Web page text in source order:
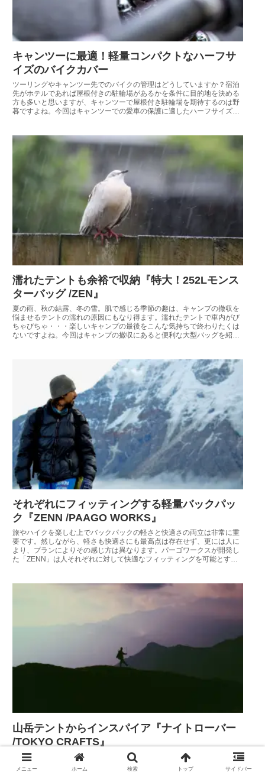
キャンツーに最適！軽量コンパクトなハーフサ
イズのバイクカバー
ツーリングやキャンツー先でのバイクの管理はどうしていますか？宿泊
先がホテルであれば屋根付きの駐輪場があるかを条件に目的地を決める
方も多いと思いますが、キャンツーで屋根付き駐輪場を期待するのは野
暮ですよね。今回はキャンツーでの愛車の保護に適したハーフサイズの
濡れたテントも余裕で収納『特大！252Lモンス
ターバッグ /ZEN』
夏の雨、秋の結露、冬の雪。肌で感じる季節の趣は、キャンプの撤収を
悩ませるテントの濡れの原因にもなり得ます。濡れたテントで車内がび
ちゃびちゃ・・・楽しいキャンプの最後をこんな気持ちで終わりたくは
ないですよね。今回はキャンプの撤収にあると便利な大型バッグを紹介
それぞれにフィッティングする軽量バックパッ
ク『ZENN /PAAGO WORKS』
旅やハイクを楽しむ上でバックパックの軽さと快適さの両立は非常に重
要です。然しながら、軽さも快適さにも最高点は存在せず、更には人に
より、プランによりその感じ方は異なります。パーゴワークスが開発し
た「ZENN」は人それぞれに対して快適なフィッティングを可能とする
山岳テントからインスパイア『ナイトローバー
/TOKYO CRAFTS』
独創的且つスタイリッシュなギアで多くのキャンパーを魅了する東京ク
ラフトから、新たにデュオサイズのコンパクトテントが登場しました。
山岳テントのスペックを踏襲しつつもキャンプでの過ごし易さを兼ねた
メニュー ホーム 検索 トップ サイドバー